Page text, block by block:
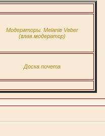
Модераторы. Melanie Veber
(глав.модератор)
Доска почета